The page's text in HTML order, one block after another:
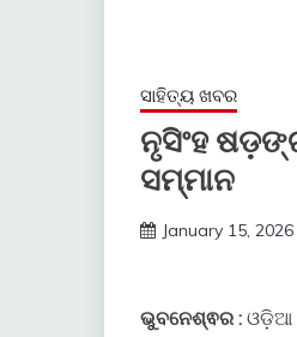
ସାହିତ୍ୟ ଖବର
ନୃସିଂହ
ସମ୍ମାନ
January 15, 2026
ଭୁବନେଶ୍ଵର : ଓଡ଼ିଆ